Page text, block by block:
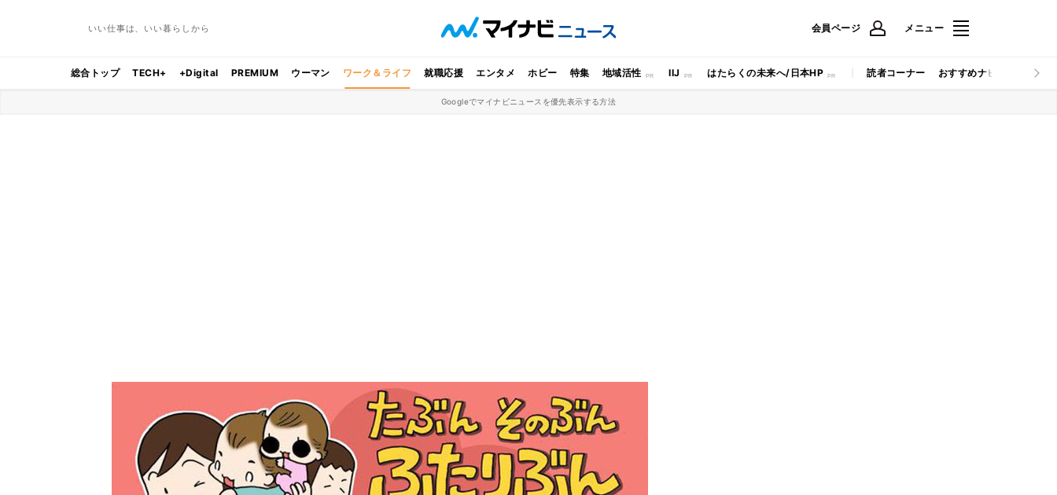
いい仕事は、いい暮らしから 会員ページ メニュー
総合トップ TECH+ +Digital PREMIUM ウーマン ワーク＆ライフ 就職応援 エンタメ ホビー 特集 地域活性 IIJ はたらくの未来へ/日本HP 読者コーナー おすすめナビ マイナビ
Googleでマイナビニュースを優先表示する方法